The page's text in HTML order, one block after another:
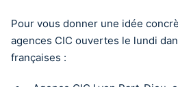
Pour vous donner une idée
agences CIC ouvertes le lundi
françaises :